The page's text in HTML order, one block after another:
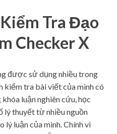
Tra Đạo
Checker X
được sử dụng nhiều trong
kiểm tra bài viết của mình có
luận nghiên cứu, học
lý thuyết từ nhiều nguồn
lý luận của mình. Chính vì